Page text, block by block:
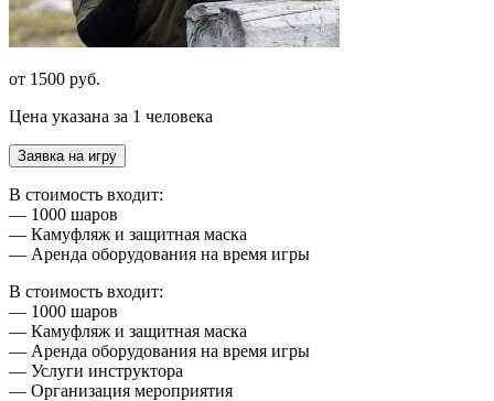
от 1500 руб.
Цена указана за 1 человека
Заявка на игру
В стоимость входит:
— 1000 шаров
— Камуфляж и защитная маска
— Аренда оборудования на время игры
В стоимость входит:
— 1000 шаров
— Камуфляж и защитная маска
— Аренда оборудования на время игры
— Услуги инструктора
— Организация мероприятия